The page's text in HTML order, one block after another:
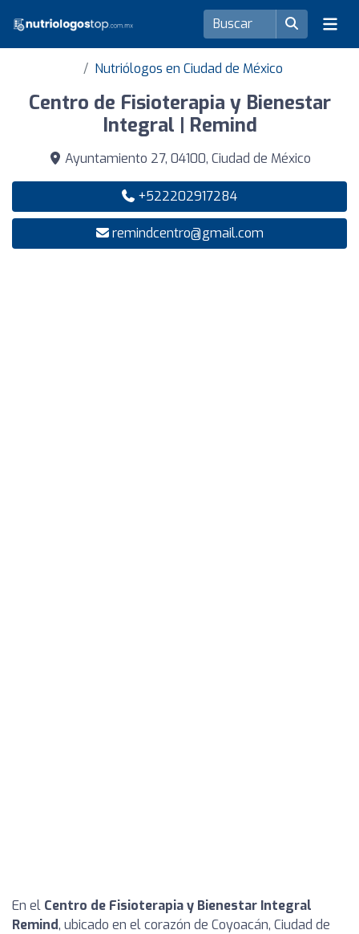
Nutriólogos en Ciudad de México
Centro de Fisioterapia y Bienestar
Integral | Remind
Ayuntamiento 27, 04100, Ciudad de México
+522202917284
remindcentro@gmail.com
En el Centro de Fisioterapia y Bienestar Integral
Remind, ubicado en el corazón de Coyoacán, Ciudad de